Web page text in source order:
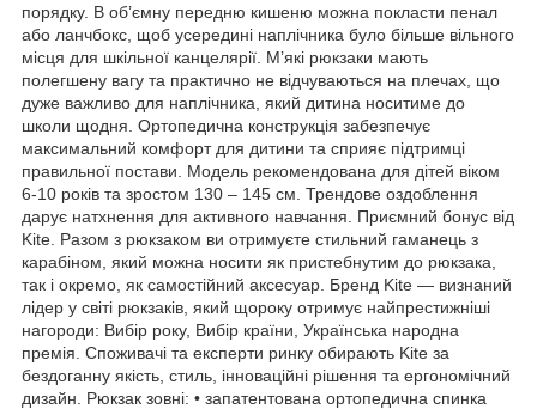
порядку. В об’ємну передню кишеню можна покласти пенал
або ланчбокс, щоб усередині наплічника було більше вільного
місця для шкільної канцелярії. М’які рюкзаки мають
полегшену вагу та практично не відчуваються на плечах, що
дуже важливо для наплічника, який дитина носитиме до
школи щодня. Ортопедична конструкція забезпечує
максимальний комфорт для дитини та сприяє підтримці
правильної постави. Модель рекомендована для дітей віком
6-10 років та зростом 130 – 145 см. Трендове оздоблення
дарує натхнення для активного навчання. Приємний бонус від
Kite. Разом з рюкзаком ви отримуєте стильний гаманець з
карабіном, який можна носити як пристебнутим до рюкзака,
так і окремо, як самостійний аксесуар. Бренд Kite — визнаний
лідер у світі рюкзаків, який щороку отримує найпрестижніші
нагороди: Вибір року, Вибір країни, Українська народна
премія. Споживачі та експерти ринку обирають Kite за
бездоганну якість, стиль, інноваційні рішення та ергономічний
дизайн. Рюкзак зовні: • запатентована ортопедична спинка